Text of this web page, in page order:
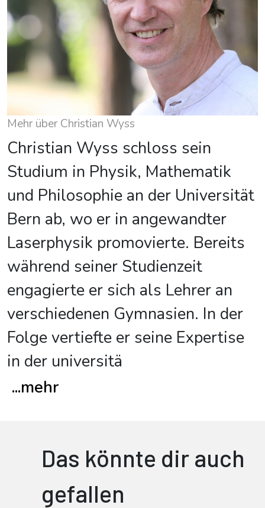
Mehr über Christian Wyss
Christian Wyss schloss sein
Studium in Physik, Mathematik
und Philosophie an der Universität
Bern ab, wo er in angewandter
Laserphysik promovierte. Bereits
während seiner Studienzeit
engagierte er sich als Lehrer an
verschiedenen Gymnasien. In der
Folge vertiefte er seine Expertise
in der universitä
...mehr
Das könnte dir auch
gefallen